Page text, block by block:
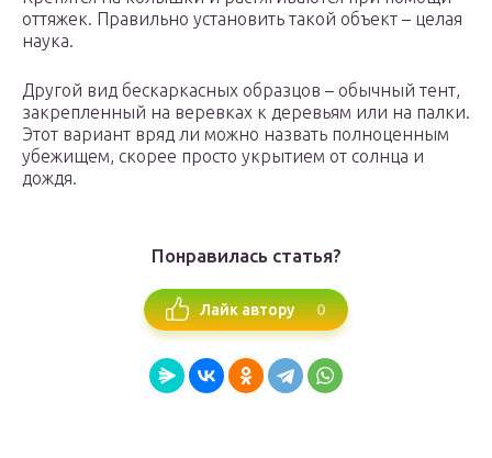
оттяжек. Правильно установить такой объект – целая
наука.
Другой вид бескаркасных образцов – обычный тент,
закрепленный на веревках к деревьям или на палки.
Этот вариант вряд ли можно назвать полноценным
убежищем, скорее просто укрытием от солнца и
дождя.
Понравилась статья?
Лайк автору 0